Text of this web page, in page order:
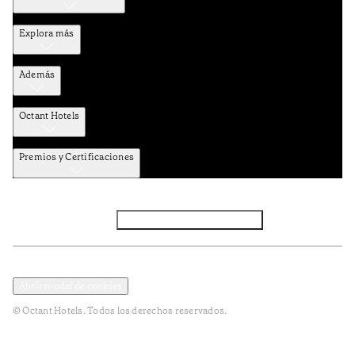
Explora más
Además
Octant Hotels
Premios y Certificaciones
© Octant Hotels. Todos los derechos reservados.